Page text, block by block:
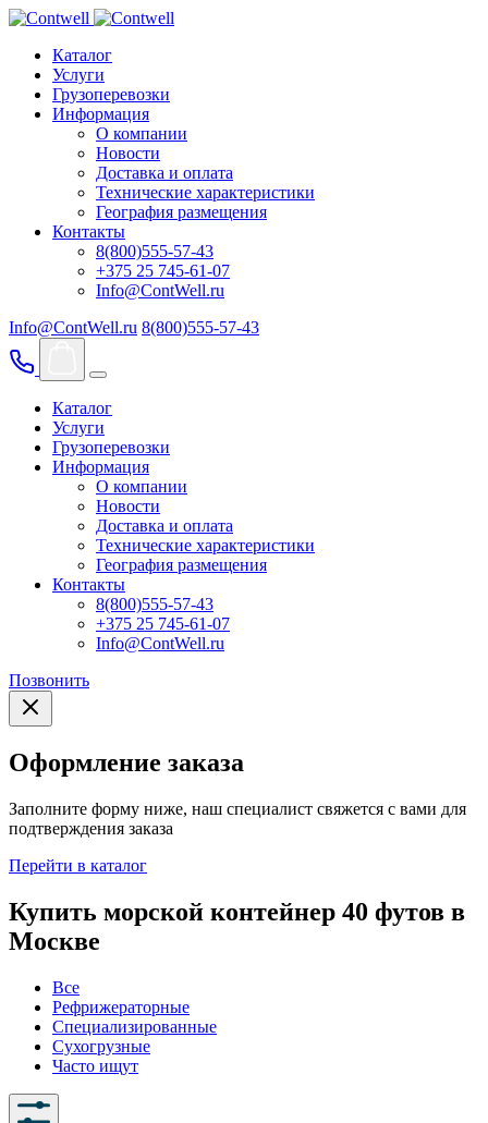
Каталог
Услуги
Грузоперевозки
Информация
О компании
Новости
Доставка и оплата
Технические характеристики
География размещения
Контакты
8(800)555-57-43
+375 25 745-61-07
Info@ContWell.ru
Info@ContWell.ru 8(800)555-57-43
Каталог
Услуги
Грузоперевозки
Информация
О компании
Новости
Доставка и оплата
Технические характеристики
География размещения
Контакты
8(800)555-57-43
+375 25 745-61-07
Info@ContWell.ru
Позвонить
Оформление заказа
Заполните форму ниже, наш специалист свяжется с вами для
подтверждения заказа
Перейти в каталог
Купить морской контейнер 40 футов в
Москве
Все
Рефрижераторные
Специализированные
Сухогрузные
Часто ищут